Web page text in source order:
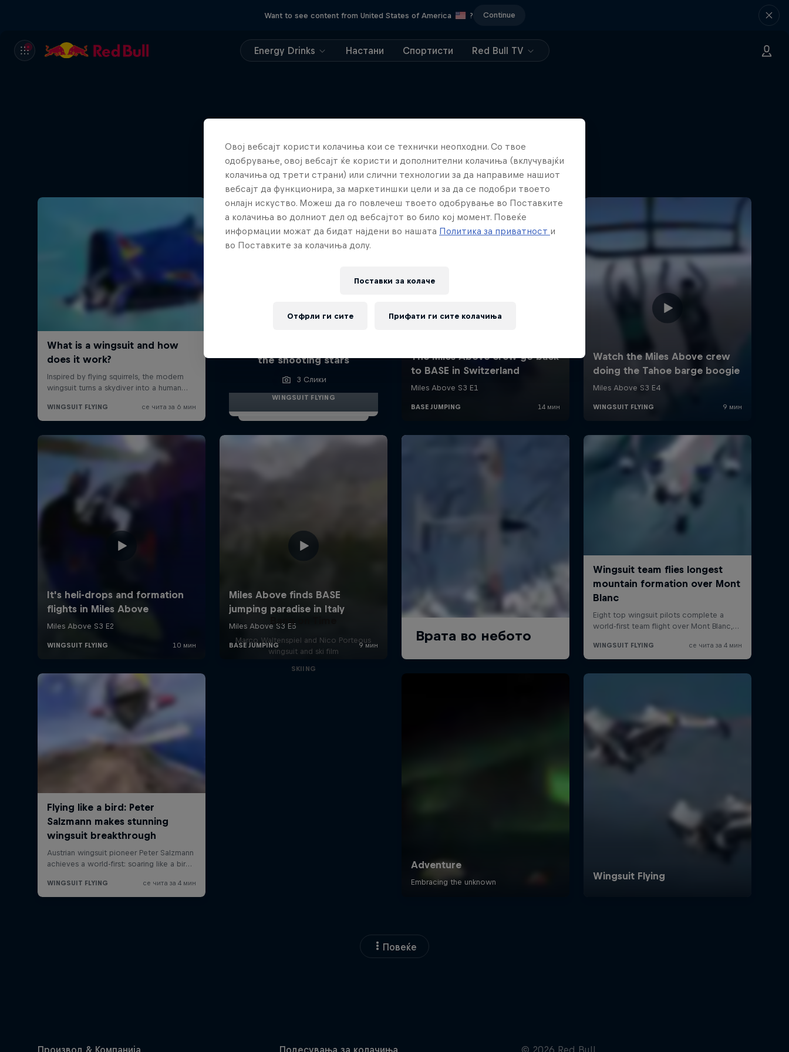
Want to see content from United States of America ? Continue
Energy Drinks Настани Спортисти Red Bull TV
Повеќе слична содржина
the shooting stars
3 Слики
WINGSUIT FLYING
Marco Waltenspiel and Nico Porteous
wingsuit and ski film
SKIING
Повеќе
Овој вебсајт користи колачиња кои се технички неопходни. Со твое
одобрување, овој вебсајт ќе користи и дополнителни колачиња (вклучувајќи
колачиња од трети страни) или слични технологии за да направиме нашиот
вебсајт да функционира, за маркетиншки цели и за да се подобри твоето
онлајн искуство. Можеш да го повлечеш твоето одобрување во Поставките
а колачиња во долниот дел од вебсајтот во било кој момент. Повеќе
информации можат да бидат најдени во нашата Политика за приватност и
во Поставките за колачиња долу.
Поставки за колачe
Отфрли ги сите Прифати ги сите колачиња